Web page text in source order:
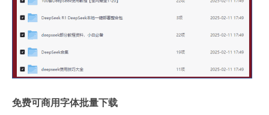
免费可商用字体批量下载